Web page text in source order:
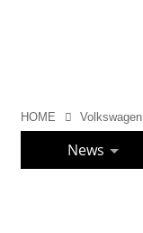
HOME Volkswagen
News